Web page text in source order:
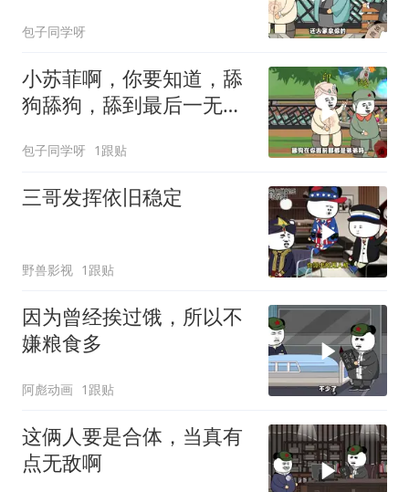
包子同学呀
小苏菲啊，你要知道，舔
狗舔狗，舔到最后一无所
包子同学呀 1跟贴
三哥发挥依旧稳定
野兽影视 1跟贴
因为曾经挨过饿，所以不
嫌粮食多
阿彪动画 1跟贴
这俩人要是合体，当真有
点无敌啊